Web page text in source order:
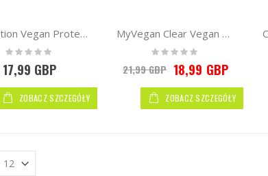
7Nutrition Vegan Protein 660g
Rating:
0%
17,99 GBP
ZOBACZ SZCZEGÓŁY
MyVegan Clear Vegan Protein 320g
Rating:
0%
18,99 GBP
21,99 GBP
ZOBACZ SZCZEGÓŁY